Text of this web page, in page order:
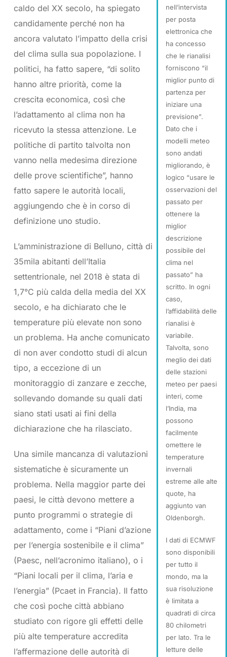
nell’intervista
per posta
elettronica che
ha concesso
che le rianalisi
forniscono “il
miglior punto di
partenza per
iniziare una
previsione”.
Dato che i
modelli meteo
sono andati
migliorando, è
logico “usare le
osservazioni del
passato per
ottenere la
miglior
descrizione
possibile del
clima nel
passato” ha
scritto. In ogni
caso,
l’affidabilità delle
rianalisi è
variabile.
Talvolta, sono
meglio dei dati
delle stazioni
meteo per paesi
interi, come
l’India, ma
possono
facilmente
omettere le
temperature
invernali
estreme alle alte
quote, ha
aggiunto van
Oldenborgh.
I dati di ECMWF
sono disponibili
per tutto il
mondo, ma la
sua risoluzione
è limitata a
quadrati di circa
80 chilometri
per lato. Tra le
letture delle
caldo del XX secolo, ha spiegato
candidamente perché non ha
ancora valutato l’impatto della crisi
del clima sulla sua popolazione. I
politici, ha fatto sapere, “di solito
hanno altre priorità, come la
crescita economica, così che
l’adattamento al clima non ha
ricevuto la stessa attenzione. Le
politiche di partito talvolta non
vanno nella medesima direzione
delle prove scientifiche”, hanno
fatto sapere le autorità locali,
aggiungendo che è in corso di
definizione uno studio.
L’amministrazione di Belluno, città di
35mila abitanti dell’Italia
settentrionale, nel 2018 è stata di
1,7°C più calda della media del XX
secolo, e ha dichiarato che le
temperature più elevate non sono
un problema. Ha anche comunicato
di non aver condotto studi di alcun
tipo, a eccezione di un
monitoraggio di zanzare e zecche,
sollevando domande su quali dati
siano stati usati ai fini della
dichiarazione che ha rilasciato.
Una simile mancanza di valutazioni
sistematiche è sicuramente un
problema. Nella maggior parte dei
paesi, le città devono mettere a
punto programmi o strategie di
adattamento, come i “Piani d’azione
per l’energia sostenibile e il clima”
(Paesc, nell’acronimo italiano), o i
“Piani locali per il clima, l’aria e
l’energia” (Pcaet in Francia). Il fatto
che così poche città abbiano
studiato con rigore gli effetti delle
più alte temperature accredita
l’affermazione delle autorità di